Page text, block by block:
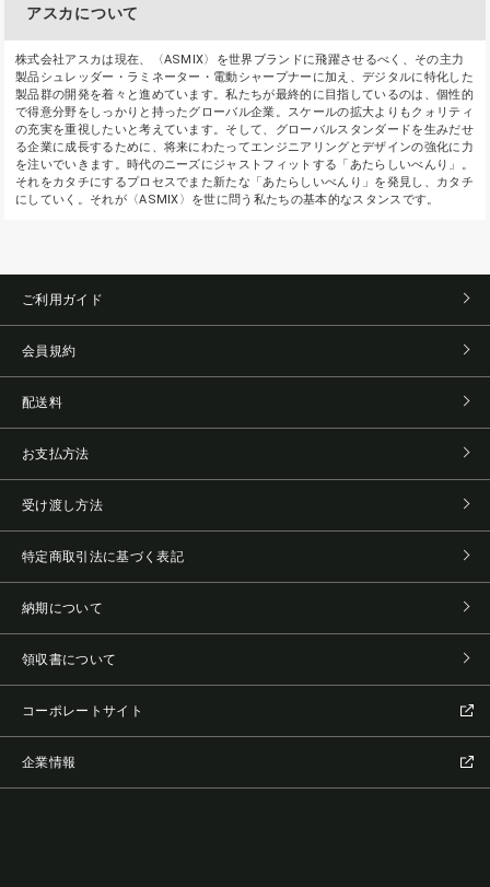
アスカについて
株式会社アスカは現在、〈ASMIX〉を世界ブランドに飛躍させるべく、その主力
製品シュレッダー・ラミネーター・電動シャープナーに加え、デジタルに特化した
製品群の開発を着々と進めています。私たちが最終的に目指しているのは、個性的
で得意分野をしっかりと持ったグローバル企業。スケールの拡大よりもクォリティ
の充実を重視したいと考えています。そして、グローバルスタンダードを生みだせ
る企業に成長するために、将来にわたってエンジニアリングとデザインの強化に力
を注いでいきます。時代のニーズにジャストフィットする「あたらしいべんり」。
それをカタチにするプロセスでまた新たな「あたらしいべんり」を発見し、カタチ
にしていく。それが〈ASMIX〉を世に問う私たちの基本的なスタンスです。
ご利用ガイド
会員規約
配送料
お支払方法
受け渡し方法
特定商取引法に基づく表記
納期について
領収書について
コーポレートサイト
企業情報